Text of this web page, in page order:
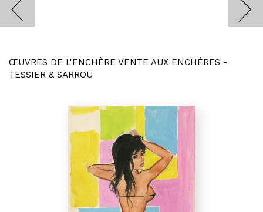
ŒUVRES DE L'ENCHÈRE VENTE AUX ENCHÉRES -
TESSIER & SARROU